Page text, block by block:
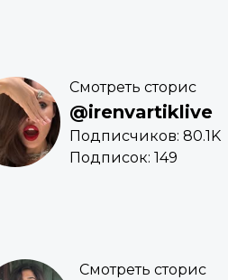
Смотреть сторис
@irenvartiklive
Подписчиков: 80.1K
Подписок: 149
Смотреть сторис